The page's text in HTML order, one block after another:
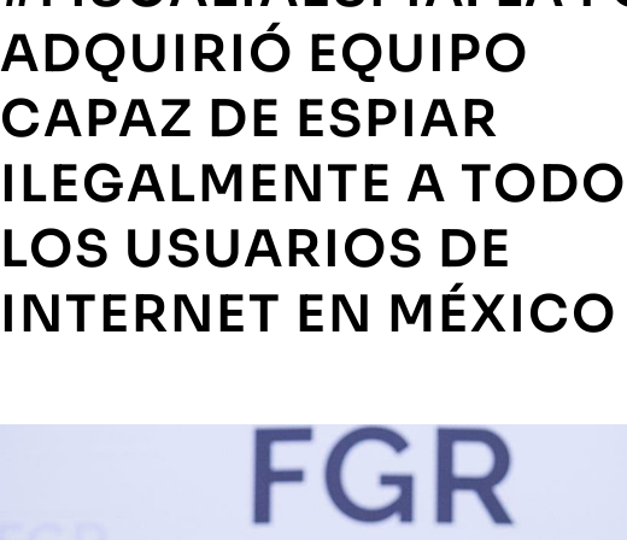
ADQUIRIÓ EQUIPO
CAPAZ DE ESPIAR
ILEGALMENTE A
LOS USUARIOS DE
INTERNET EN MÉXICO